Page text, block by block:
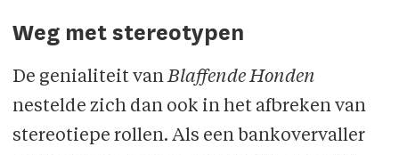
Weg met stereotypen
De genialiteit vanBlaffende Honden
nestelde zich dan ook in het afbreken van
stereotiepe rollen. Als een bankovervaller